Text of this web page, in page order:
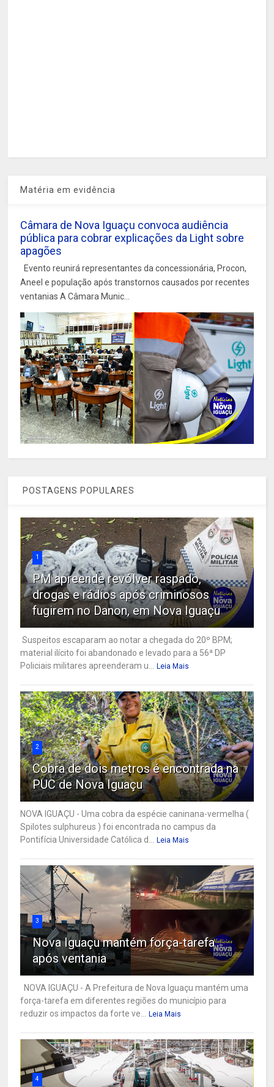
Matéria em evidência
Câmara de Nova Iguaçu convoca audiência
pública para cobrar explicações da Light sobre
apagões
Evento reunirá representantes da concessionária, Procon,
Aneel e população após transtornos causados por recentes
ventanias A Câmara Munic...
POSTAGENS POPULARES
1
PM apreende revólver raspado,
drogas e rádios após criminosos
fugirem no Danon, em Nova Iguaçu
Suspeitos escaparam ao notar a chegada do 20º BPM;
material ilícito foi abandonado e levado para a 56ª DP
Policiais militares apreenderam u...
Leia Mais
2
Cobra de dois metros é encontrada na
PUC de Nova Iguaçu
NOVA IGUAÇU - Uma cobra da espécie caninana-vermelha (
Spilotes sulphureus ) foi encontrada no campus da
Pontifícia Universidade Católica d...
Leia Mais
3
Nova Iguaçu mantém força-tarefa
após ventania
NOVA IGUAÇU - A Prefeitura de Nova Iguaçu mantém uma
força-tarefa em diferentes regiões do município para
reduzir os impactos da forte ve...
Leia Mais
4